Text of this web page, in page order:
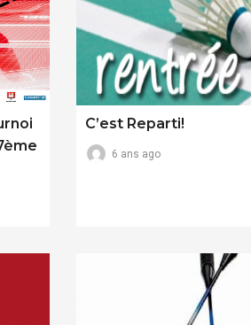
C’est Reparti!
6 ans ago